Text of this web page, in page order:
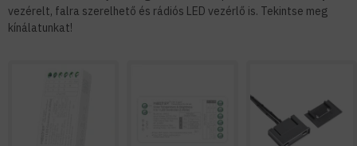
vezérelt, falra szerelhető és rádiós LED vezérlő is. Tekintse meg
kínálatunkat!